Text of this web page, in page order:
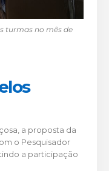
turmas no mês de
a proposta da
o Pesquisador
a participação